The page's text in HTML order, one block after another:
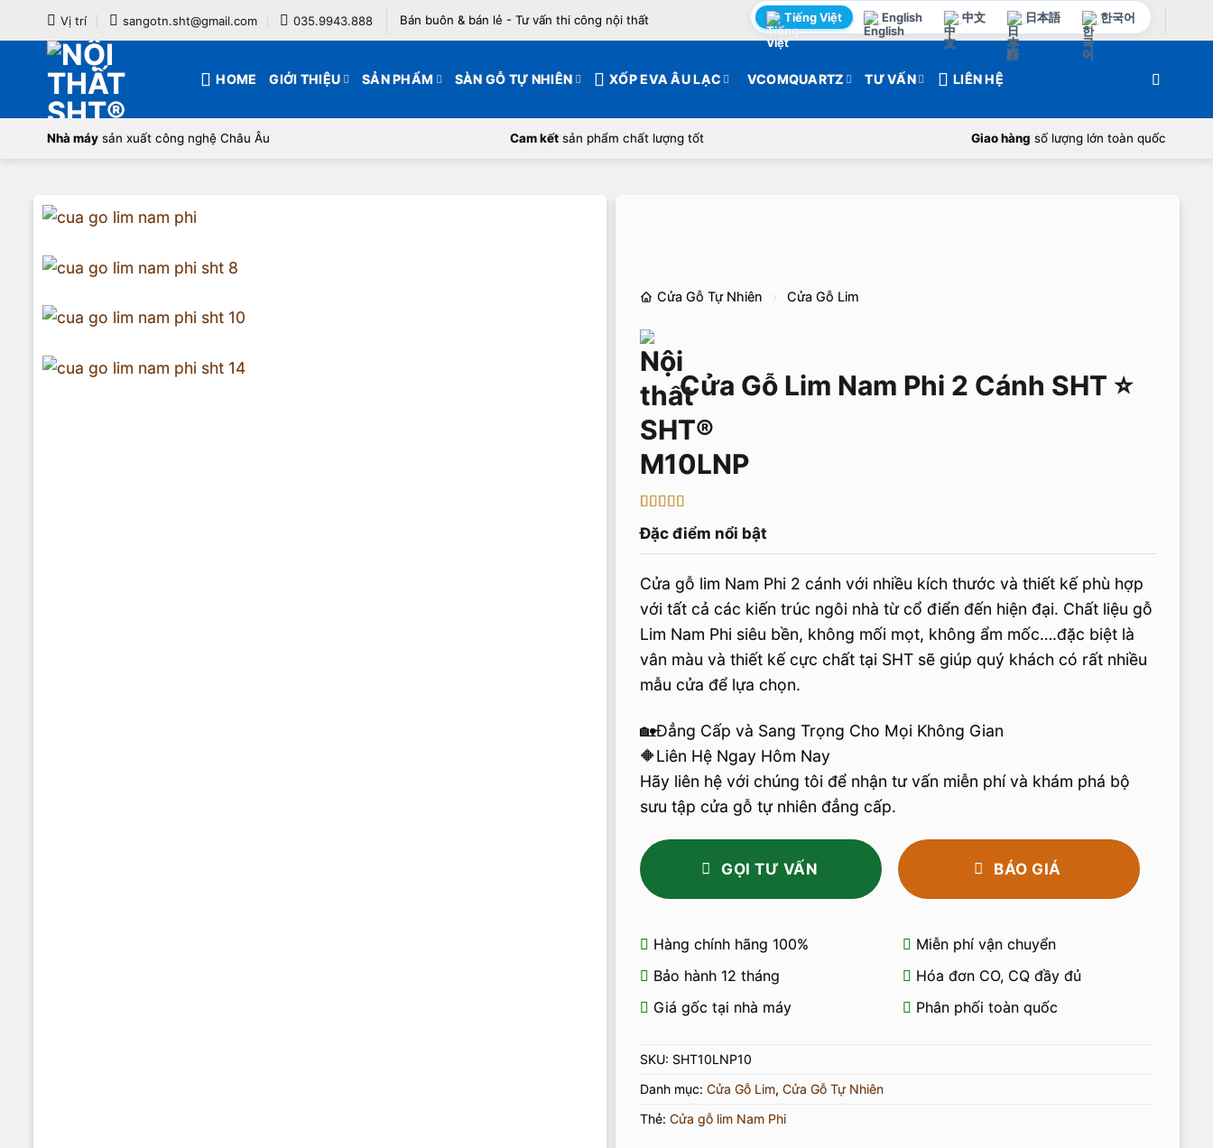
qua
Vị trí sangotn.sht@gmail.com 035.9943.888 Bán buôn & bán lẻ - Tư vấn thi công nội thất Tiếng Việt English 中文 日本語 한국어
HOME GIỚI THIỆU SẢN PHẨM SÀN GỖ TỰ NHIÊN XỐP EVA ÂU LẠC VCOMQUARTZ TƯ VẤN LIÊN HỆ
Nhà máy sản xuất công nghệ Châu Âu Cam kếtsản phẩm chất lượng tốt Giao hàng số lượng lớn toàn quốc
Cửa Gỗ Tự Nhiên Cửa Gỗ Lim
Cửa Gỗ Lim Nam Phi 2 Cánh SHT ⭐️
M10LNP
trên 5 dựa
trênđánh
giá
Đặc điểm nổi bật
Cửa gỗ lim Nam Phi 2 cánh với nhiều kích thước và thiết kế phù hợp
với tất cả các kiến trúc ngôi nhà từ cổ điển đến hiện đại. Chất liệu gỗ
Lim Nam Phi siêu bền, không mối mọt, không ẩm mốc….đặc biệt là
vân màu và thiết kế cực chất tại SHT sẽ giúp quý khách có rất nhiều
mẫu cửa để lựa chọn.
🏡Đẳng Cấp và Sang Trọng Cho Mọi Không Gian
🔶Liên Hệ Ngay Hôm Nay
Hãy liên hệ với chúng tôi để nhận tư vấn miễn phí và khám phá bộ
sưu tập cửa gỗ tự nhiên đẳng cấp.
GỌI TƯ VẤN BÁO GIÁ
Hàng chính hãng 100%
Miễn phí vận chuyển
Bảo hành 12 tháng
Hóa đơn CO, CQ đầy đủ
Giá gốc tại nhà máy
Phân phối toàn quốc
SKU: SHT10LNP10
Danh mục: Cửa Gỗ Lim, Cửa Gỗ Tự Nhiên
Thẻ: Cửa gỗ lim Nam Phi